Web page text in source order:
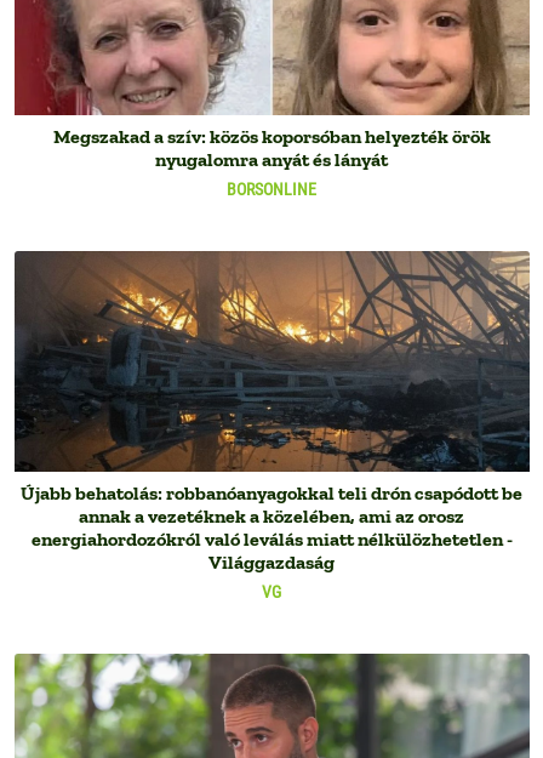
BORSONLINE
Megszakad a szív: közös koporsóban helyezték örök
nyugalomra anyát és lányát
VG
Újabb behatolás: robbanóanyagokkal teli drón csapódott be
annak a vezetéknek a közelében, ami az orosz
energiahordozókról való leválás miatt nélkülözhetetlen -
Világgazdaság